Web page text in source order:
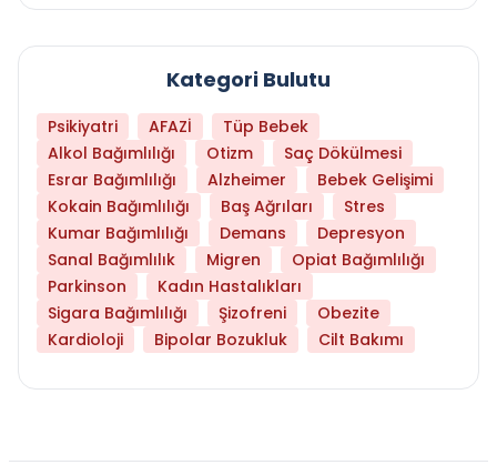
Kategori Bulutu
Psikiyatri AFAZİ
Tüp Bebek
Alkol Bağımlılığı
Otizm
Saç Dökülmesi
Esrar Bağımlılığı
Alzheimer
Bebek Gelişimi
Kokain Bağımlılığı
Baş Ağrıları
Stres
Kumar Bağımlılığı
Demans
Depresyon
Sanal Bağımlılık
Migren
Opiat Bağımlılığı
Parkinson
Kadın Hastalıkları
Sigara Bağımlılığı
Şizofreni
Obezite
Kardioloji
Bipolar Bozukluk Cilt Bakımı